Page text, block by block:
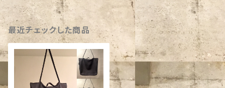
最近チェックした商品